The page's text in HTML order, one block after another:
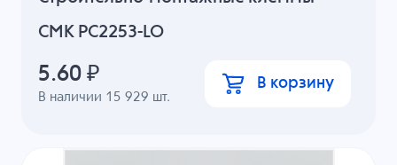
СМК PC2253-LO
В наличии 15 929 шт.
5.60 ₽ В корзину